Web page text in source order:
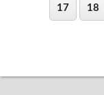
17 18